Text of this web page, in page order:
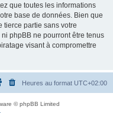
que toutes les informations
base de données. Bien que
tierce partie sans votre
phpBB ne pourront être tenus
visant à compromettre
Heures au format UTC+02:00
© phpBB Limited